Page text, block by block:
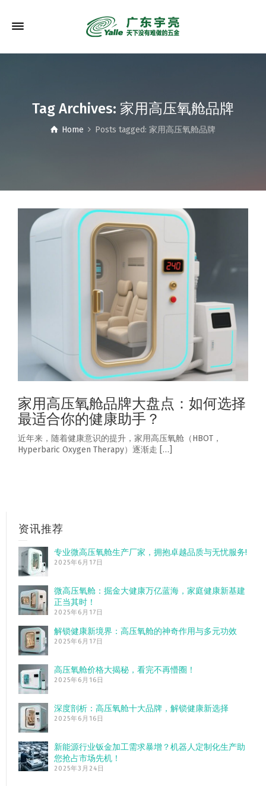
Tag Archives: 家用高压氧舱品牌
Home Posts tagged: 家用高压氧舱品牌
家用高压氧舱品牌大盘点：如何选择
最适合你的健康助手？
近年来，随着健康意识的提升，家用高压氧舱（HBOT，
Hyperbaric Oxygen Therapy）逐渐走 […]
资讯推荐
专业微高压氧舱生产厂家，拥抱卓越品质与无忧服务!
2025年6月17日
微高压氧舱：掘金大健康万亿蓝海，家庭健康新基建
正当其时！
2025年6月17日
解锁健康新境界：高压氧舱的神奇作用与多元功效
2025年6月17日
高压氧舱价格大揭秘，看完不再懵圈！
2025年6月16日
深度剖析：高压氧舱十大品牌，解锁健康新选择
2025年6月16日
新能源行业钣金加工需求暴增？机器人定制化生产助
您抢占市场先机！
2025年3月24日